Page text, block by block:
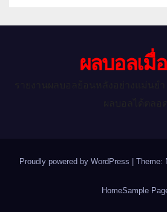
ผลบอลเมื่
Proudly powered by WordPress Theme:
HomeSample